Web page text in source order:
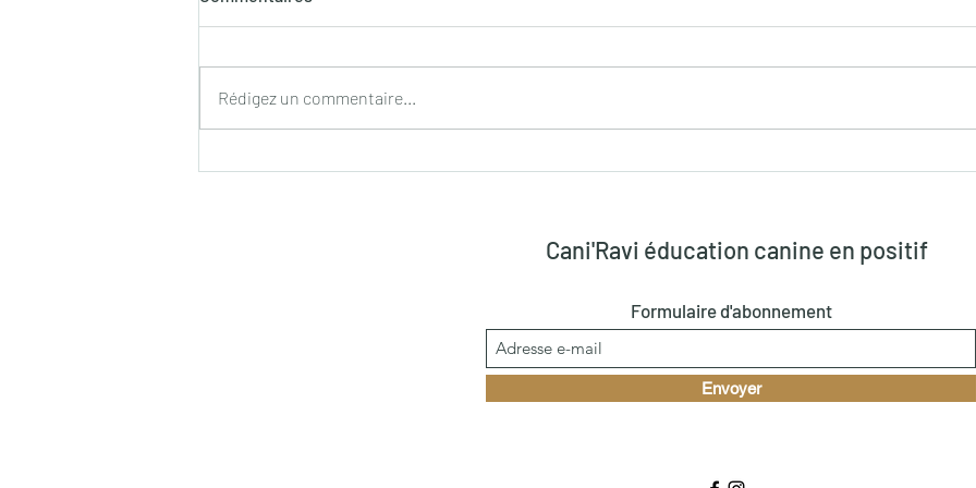
Rédigez un commentaire...
Cani'Ravi éducation canine en positif
Formulaire d'abonnement
Envoyer